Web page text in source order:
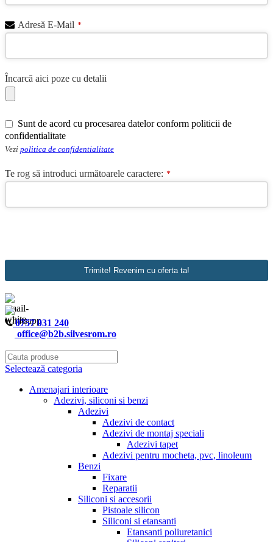
Adresă E-Mail *
Încarcă aici poze cu detalii
Sunt de acord cu procesarea datelor conform politicii de
confidentialitate
Vezi politica de confidentialitate
Te rog să introduci următoarele caractere: *
Trimite! Revenim cu oferta ta!
0757 031 240
office@b2b.silvesrom.ro
Selectează categoria
Amenajari interioare
Adezivi, siliconi si benzi
Adezivi
Adezivi de contact
Adezivi de montaj speciali
Adezivi tapet
Adezivi pentru mocheta, pvc, linoleum
Benzi
Fixare
Reparatii
Siliconi si accesorii
Pistoale silicon
Siliconi si etansanti
Etansanti poliuretanici